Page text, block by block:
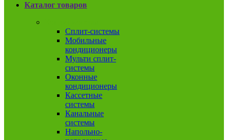
Каталог товаров
Сплит-системы
Мобильные
кондиционеры
Мульти сплит-
системы
Оконные
кондиционеры
Кассетные
системы
Канальные
системы
Напольно-